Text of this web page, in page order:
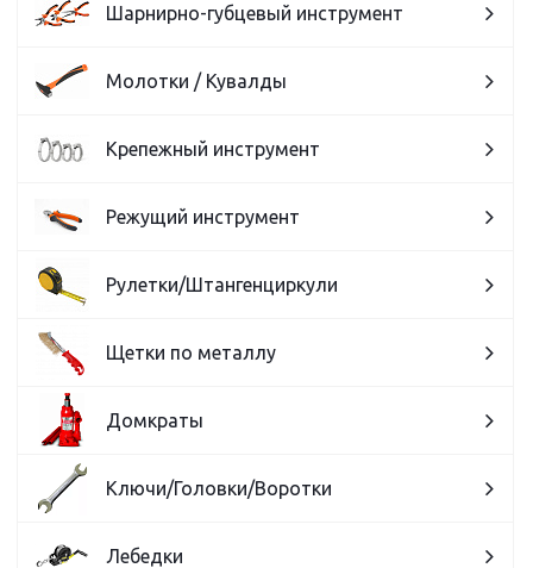
Шарнирно-губцевый инструмент
Молотки / Кувалды
Крепежный инструмент
Режущий инструмент
Рулетки/Штангенциркули
Щетки по металлу
Домкраты
Ключи/Головки/Воротки
Лебедки